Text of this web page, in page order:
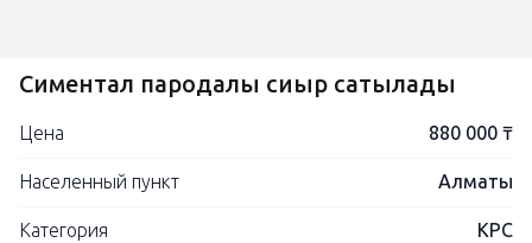
Симентал пародалы сиыр сатылады
Цена 880 000 ₸
Населенный пункт Алматы
Категория КРС